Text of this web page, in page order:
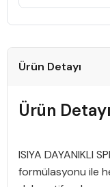
Ürün Detayı
Ürün Detayı
ISIYA DAYANIKLI
formülasyonu ile